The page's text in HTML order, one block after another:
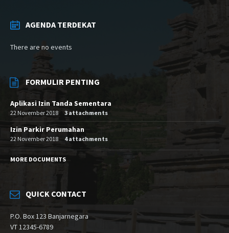
AGENDA TERDEKAT
There are no events
FORMULIR PENTING
Aplikasi Izin Tanda Sementara
22 November 2018 3 attachments
Izin Parkir Perumahan
22 November 2018 4 attachments
MORE DOCUMENTS
QUICK CONTACT
P.O. Box 123 Banjarnegara
VT 12345-6789